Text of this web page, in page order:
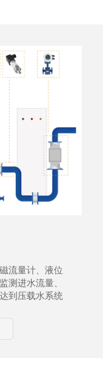
流量计、液位
测进水流量、
到压载水系统